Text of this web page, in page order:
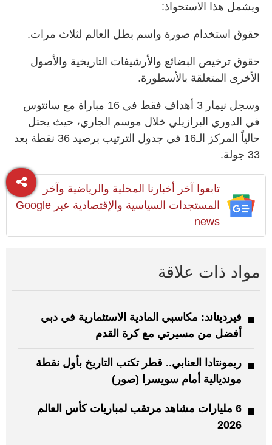
ويشمل هذا الاستحواذ:
حقوق استخدام صورة واسم بطل العالم لثلاث مرات.
حقوق ترخيص البضائع والأرشيفات التاريخية والأصول
الأخرى المتعلقة بالأسطورة.
وسجل نيمار 3 أهداف فقط في 16 مباراة مع سانتوس
في الدوري البرازيلي خلال موسم الجاري، حيث يحتل
حالياً المركز الـ16 في جدول الترتيب برصيد 36 نقطة بعد
33 جولة.
تابعوا آخر أخبارنا المحلية والرياضية وآخر
المستجدات السياسية والإقتصادية عبر Google
news
مواد ذات علاقة
فيرديناند: مكاسبي المادية الاستثمارية في دبي
أفضل من مسيرتي مع كرة القدم
ريمونتادا العنابي.. قطر تكتب التاريخ بأول نقطة
مونديالية أمام سويسرا (صور)
6 مليارات مشاهد مرتقب لمباريات كأس العالم
2026